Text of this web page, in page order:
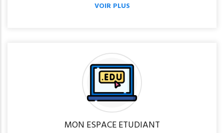
VOIR PLUS
MON ESPACE ETUDIANT